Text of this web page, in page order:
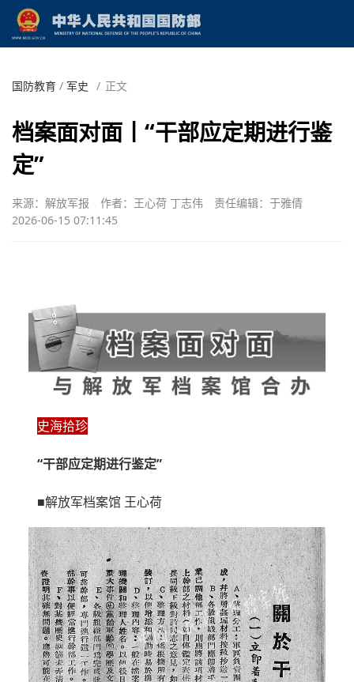
国防教育 / 军史 / 正文
档案面对面丨“干部应定期进行鉴
定”
来源：解放军报 作者：王心荷 丁志伟
责任编辑：于雅倩
2026-06-15 07:11:45
史海拾珍
“干部应定期进行鉴定”
■解放军档案馆 王心荷